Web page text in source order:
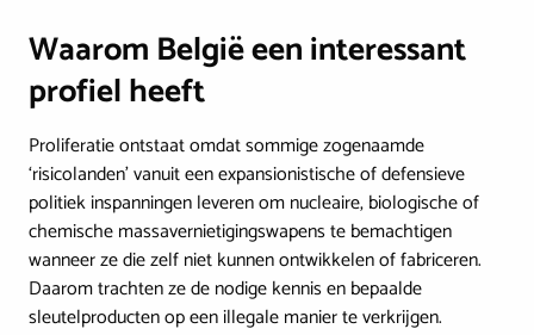
Waarom België een interessant
profiel heeft
Proliferatie ontstaat omdat sommige zogenaamde
‘risicolanden’ vanuit een expansionistische of defensieve
politiek inspanningen leveren om nucleaire, biologische of
chemische massavernietigingswapens te bemachtigen
wanneer ze die zelf niet kunnen ontwikkelen of fabriceren.
Daarom trachten ze de nodige kennis en bepaalde
sleutelproducten op een illegale manier te verkrijgen.